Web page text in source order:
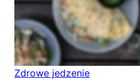
Zdrowe jedzenie